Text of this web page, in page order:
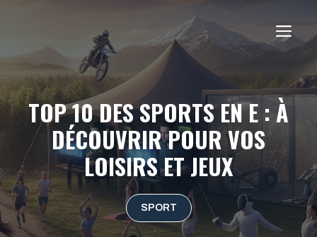
TOP 10 DES SPORTS EN E : À
DÉCOUVRIR POUR VOS
LOISIRS ET JEUX
SPORT